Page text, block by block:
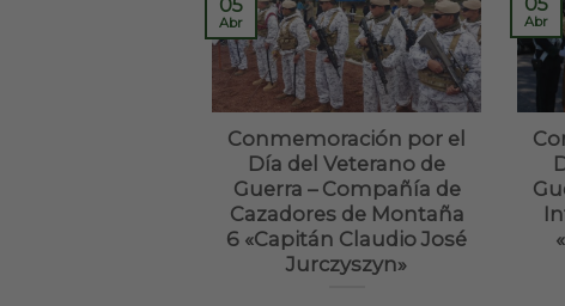
Conmemoración por el
Día del Veterano de
Guerra – Compañía de
Cazadores de Montaña
6 «Capitán Claudio José
Jurczyszyn»
05
Abr Abr